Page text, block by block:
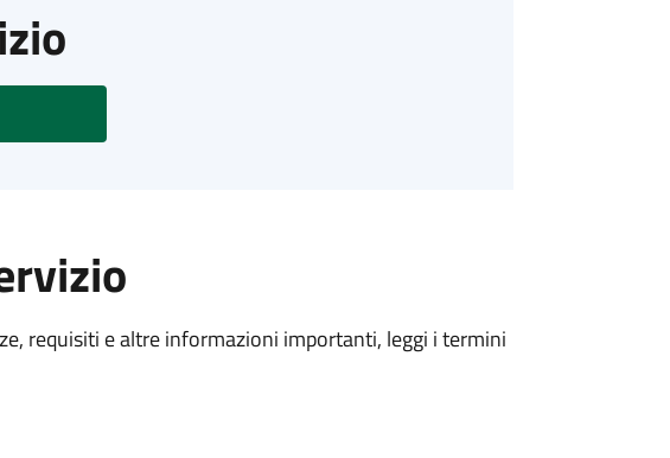
requisiti e altre informazioni importanti, leggi i termini